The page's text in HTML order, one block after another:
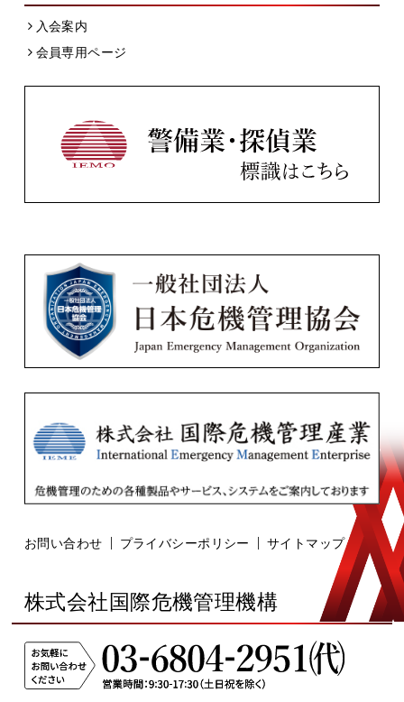
入会案内
会員専用ページ
お問い合わせ プライバシーポリシー サイトマップ
株式会社国際危機管理機構